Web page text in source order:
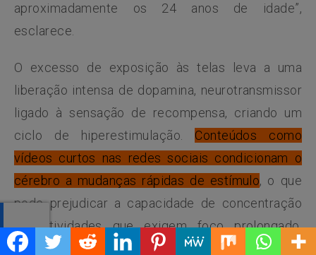
aproximadamente os 24 anos de idade”,
esclarece.
O excesso de exposição às telas leva a uma
liberação intensa de dopamina, neurotransmissor
ligado à sensação de recompensa, criando um
ciclo de hiperestimulação. Conteúdos como
vídeos curtos nas redes sociais condicionam o
cérebro a mudanças rápidas de estímulo, o que
pode prejudicar a capacidade de concentração
em atividades que exigem foco prolongado,
como o aprendizado em sala de aula.